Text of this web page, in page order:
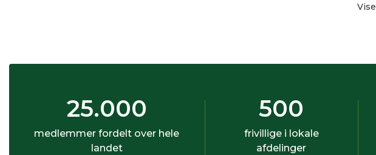
25.000
medlemmer fordelt over hele
landet
500
frivillige i lokale
afdelinger